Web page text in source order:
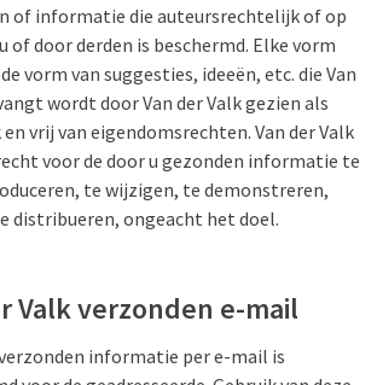
of informatie die auteursrechtelijk of op
of door derden is beschermd. Elke vorm
vorm van suggesties, ideeën, etc. die Van
wordt door Van der Valk gezien als
vrij van eigendomsrechten. Van der Valk
voor de door u gezonden informatie te
te wijzigen, te demonstreren,
distribueren, ongeacht het doel.
Valk verzonden e-mail
informatie per e-mail is